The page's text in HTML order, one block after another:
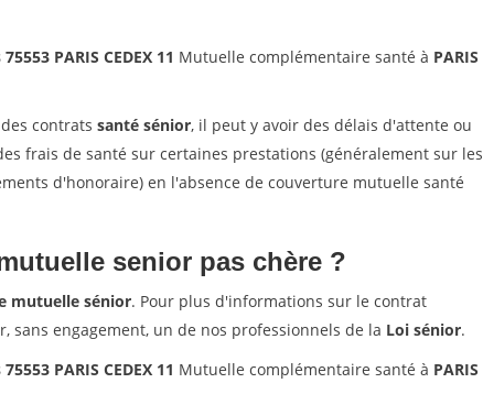
PARIS CEDEX 11 Mutuelle complémentaire santé à PARIS
contrats santé sénior, il peut y avoir des délais d'attente ou
frais de santé sur certaines prestations (généralement sur les
d'honoraire) en l'absence de couverture mutuelle santé
senior pas chère ?
mutuelle sénior. Pour plus d'informations sur le contrat
sans engagement, un de nos professionnels de la Loi sénior.
PARIS CEDEX 11 Mutuelle complémentaire santé à PARIS